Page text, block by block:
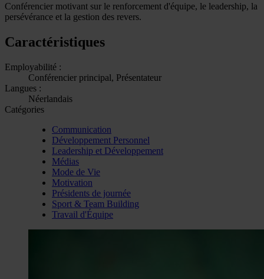
Conférencier motivant sur le renforcement d'équipe, le leadership, la
persévérance et la gestion des revers.
Caractéristiques
Employabilité :
Conférencier principal, Présentateur
Langues :
Néerlandais
Catégories
Communication
Développement Personnel
Leadership et Développement
Médias
Mode de Vie
Motivation
Présidents de journée
Sport & Team Building
Travail d'Équipe